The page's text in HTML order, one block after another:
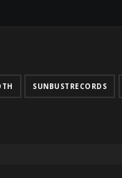
SUNBUSTRECORDS